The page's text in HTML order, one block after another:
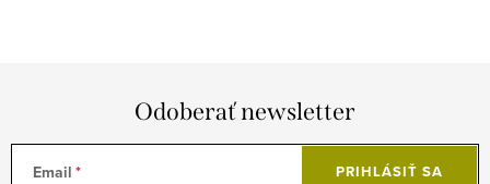
Odoberať newsletter
Email PRIHLÁSIŤ SA